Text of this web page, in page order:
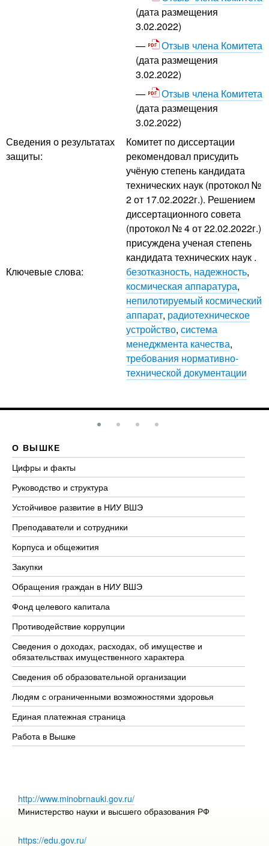
(дата размещения
3.02.2022)
Отзыв члена Комитета
(дата размещения
3.02.2022)
Отзыв члена Комитета
(дата размещения
3.02.2022)
Сведения о результатах
защиты:
Комитет по диссертации
рекомендовал присудить
учёную степень кандидата
технических наук (протокол №
2 от 17.02.2022г.). Решением
диссертационного совета
(протокол № 4 от 22.02.2022г.)
присуждена ученая степень
кандидата технических наук .
Ключевые слова:
безотказность, надежность,
космическая аппаратура,
непилотируемый космический
аппарат, радиотехническое
устройство, система
менеджмента качества,
требования нормативно-
технической документации
О ВЫШКЕ
Цифры и факты
Руководство и структура
Устойчивое развитие в НИУ ВШЭ
Преподаватели и сотрудники
Корпуса и общежития
Закупки
Обращения граждан в НИУ ВШЭ
Фонд целевого капитала
Противодействие коррупции
Сведения о доходах, расходах, об имуществе и
обязательствах имущественного характера
Сведения об образовательной организации
Людям с ограниченными возможностями здоровья
Единая платежная страница
Работа в Вышке
http://www.minobrnauki.gov.ru/
Министерство науки и высшего образования РФ
https://edu.gov.ru/